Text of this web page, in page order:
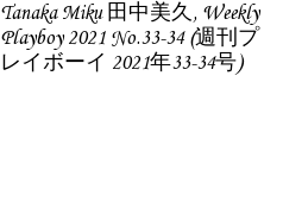
Tanaka Miku 田中美久, Weekly
Playboy 2021 No.33-34 (週刊プ
レイボーイ 2021年33-34号)